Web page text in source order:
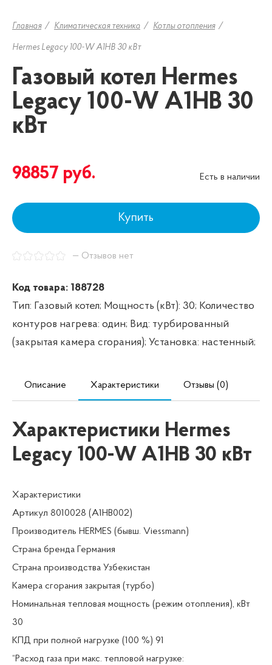
Главная Климатическая техника Котлы отопления
Hermes Legacy 100-W A1HB 30 кВт
Газовый котел Hermes
Legacy 100-W A1HB 30
кВт
98857 руб. Есть в наличии
Купить
— Отзывов нет
Код товара: 188728
Тип: Газовый котел; Мощность (кВт): 30; Количество
контуров нагрева: один; Вид: турбированный
(закрытая камера сгорания); Установка: настенный;
Описание Характеристики Отзывы (0)
Характеристики Hermes
Legacy 100-W A1HB 30 кВт
Характеристики
Артикул 8010028 (A1HB002)
Производитель HERMES (бывш. Viessmann)
Страна бренда Германия
Страна производства Узбекистан
Камера сгорания закрытая (турбо)
Номинальная тепловая мощность (режим отопления), кВт
30
КПД при полной нагрузке (100 %) 91
“Расход газа при макс. тепловой нагрузке: